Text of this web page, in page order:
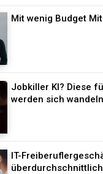
Mit wenig Budget
Jobkiller KI? Diese
werden sich wandeln
IT-
überdurchschnittlich